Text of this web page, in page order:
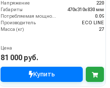
Напряжение
220
Габариты
470х310х830 мм
Потребляемая мощность (кВт)
0.09
Производитель
ECO LINE
Масса (кг)
27
Цена
81 000 руб.
Купить